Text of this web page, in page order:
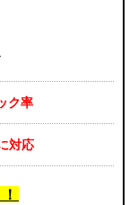
ク率
対応